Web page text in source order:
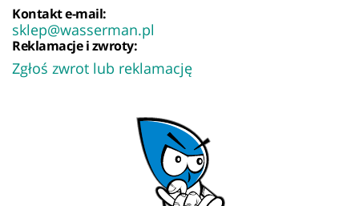
Kontakt e-mail:
sklep@wasserman.pl
Reklamacje i zwroty:
Zgłoś zwrot lub reklamację